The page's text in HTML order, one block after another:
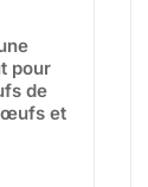
pour
de
œufs et